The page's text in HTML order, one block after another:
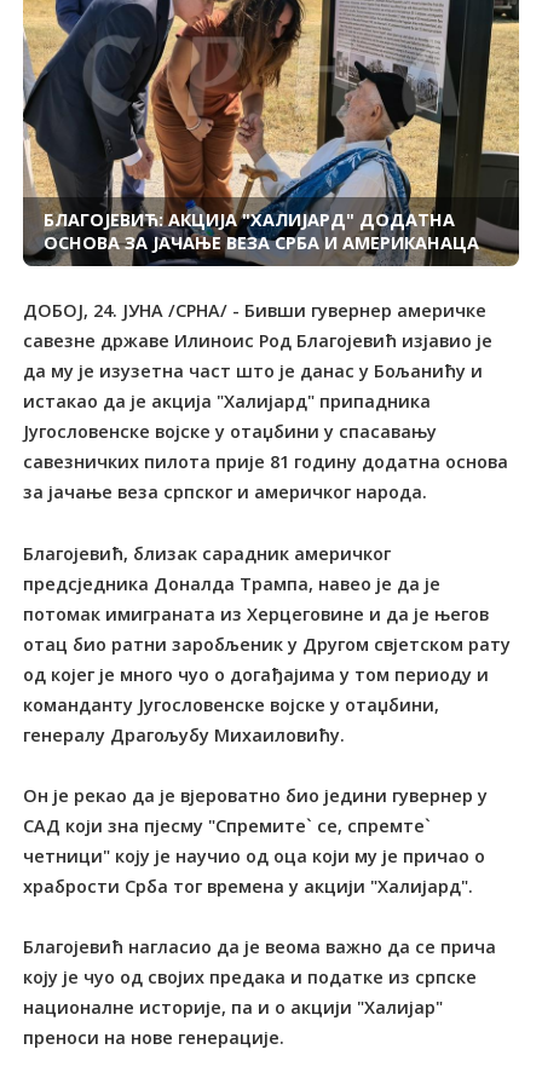
БЛАГОЈЕВИЋ: АКЦИЈА "ХАЛИЈАРД" ДОДАТНА
ОСНОВА ЗА ЈАЧАЊЕ ВЕЗА СРБА И АМЕРИКАНАЦА
ДОБОЈ, 24. ЈУНА /СРНА/ - Бивши гувернер америчке
савезне државе Илиноис Род Благојевић изјавио је
да му је изузетна част што је данас у Бољанићу и
истакао да је акција "Халијард" припадника
Југословенске војске у отаџбини у спасавању
савезничких пилота прије 81 годину додатна основа
за јачање веза српског и америчког народа.
Благојевић, близак сарадник америчког
предсједника Доналда Трампа, навео је да је
потомак имиграната из Херцеговине и да је његов
отац био ратни заробљеник у Другом свјетском рату
од којег је много чуо о догађајима у том периоду и
команданту Југословенске војске у отаџбини,
генералу Драгољубу Михаиловићу.
Он је рекао да је вјероватно био једини гувернер у
САД који зна пјесму "Спремите` се, спремте`
четници" коју је научио од оца који му је причао о
храбрости Срба тог времена у акцији "Халијард".
Благојевић нагласио да је веома важно да се прича
коју је чуо од својих предака и податке из српске
националне историје, па и о акцији "Халијар"
преноси на нове генерације.